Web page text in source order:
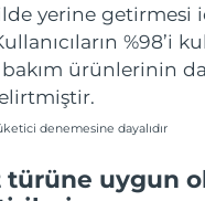
yerine getirmesi
%98’i
ürünlerinin
denemesine dayalıdır
türüne uygun